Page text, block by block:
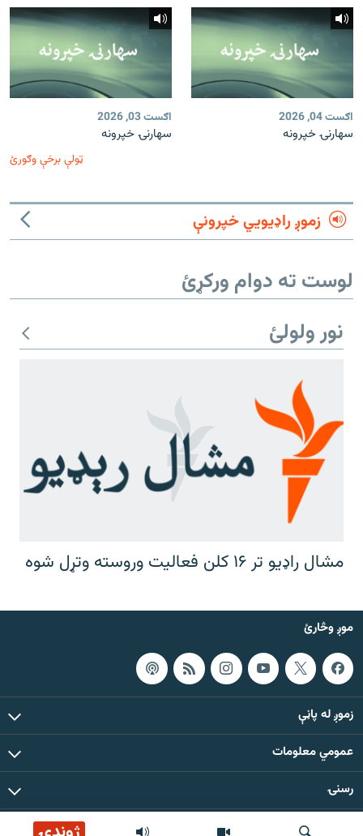
اګست 04, 2026
سهارنۍ خپرونه
اګست 03, 2026
سهارنۍ خپرونه
ټولې برخې وګورئ
زموږ راډیويي خپرونې
لوست ته دوام ورکړئ
نور ولولئ
مشال راډیو تر ۱۶ کلن فعالیت وروسته وتړل شوه
موږ وڅارئ
زموږ له پاڼې
عمومي معلومات
رسنۍ
د دې ووبپاڼې د ټولو مطالبو حقوق له مشال راډیو سره خوندي دي